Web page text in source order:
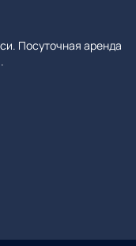
Посуточная аренда